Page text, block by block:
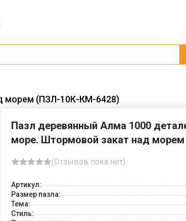
морем (ПЗЛ-10К-КМ-6428)
Пазл деревянный Алма 1000
море. Штормовой закат над морем
(Отзывов пока нет)
Артикул:
Размер пазла:
Тема:
Стиль: